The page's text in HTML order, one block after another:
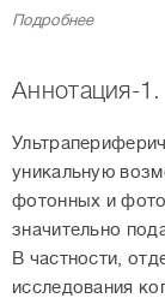
Подробнее
Аннотация-1.
уникальную
фотонных и
значительно
В частности,
исследования